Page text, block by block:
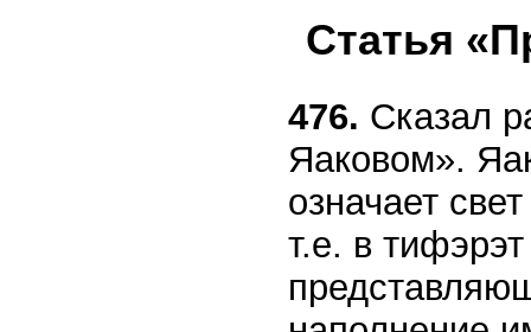
Статья
476. Сказал
Яаковом».
означает
т.е. в